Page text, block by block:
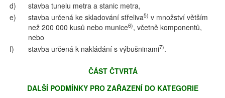
d)
stavba tunelu metra a stanic metra,
e)
stavba určená ke skladování střeliva5) v množství větším
než 200 000 kusů nebo munice6), včetně komponentů,
nebo
f)
stavba určená k nakládání s výbušninami7).
ČÁST ČTVRTÁ
DALŠÍ PODMÍNKY PRO ZAŘAZENÍ DO KATEGORIE